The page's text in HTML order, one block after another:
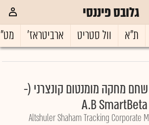
גלובס פיננסי
ת"א וול סטריט ארביטראז'
מחקה מומנטום קונצרני (-
Altshuler Shaham Tracking Corporate